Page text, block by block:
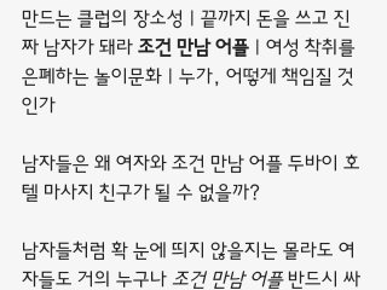
만드는 클럽의 장소성 | 끝까지 돈을 쓰고 진
짜 남자가 돼라 조건 만남 어플 | 여성 착취를
은폐하는 놀이문화 | 누가, 어떻게 책임질 것
인가
남자들은 왜 여자와 조건 만남 어플 두바이 호
텔 마사지 친구가 될 수 없을까?
남자들처럼 확 눈에 띄지 않을지는 몰라도 여
자들도 거의 누구나 조건 만남 어플 반드시 싸